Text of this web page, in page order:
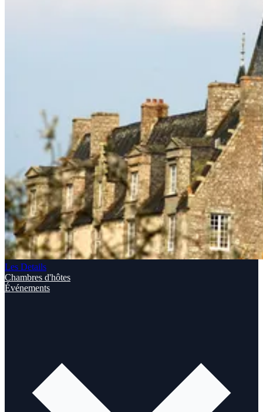
Les Details
Chambres d'hôtes
Événements